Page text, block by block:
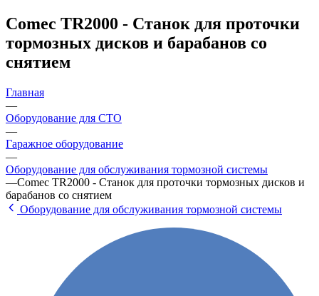
Comec TR2000 - Станок для проточки
тормозных дисков и барабанов со
снятием
Главная
—
Оборудование для СТО
—
Гаражное оборудование
—
Оборудование для обслуживания тормозной системы
—Comec TR2000 - Станок для проточки тормозных дисков и
барабанов со снятием
Оборудование для обслуживания тормозной системы